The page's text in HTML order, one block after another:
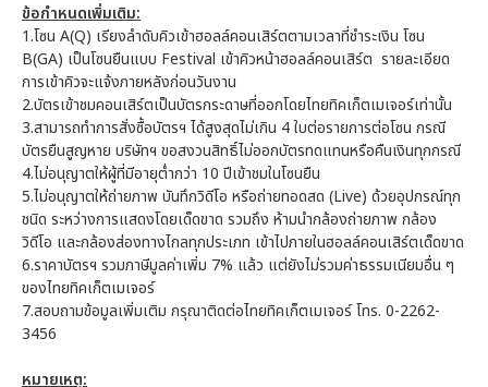
ข้อกำหนดเพิ่มเติม:
1.โซน A(Q) เรียงลำดับคิวเข้าฮอลล์คอนเสิร์ตตามเวลาที่ชำระเงิน โซน
B(GA) เป็นโซนยืนแบบ Festival เข้าคิวหน้าฮอลล์คอนเสิร์ต รายละเอียด
การเข้าคิวจะแจ้งภายหลังก่อนวันงาน
2.บัตรเข้าชมคอนเสิร์ตเป็นบัตรกระดาษที่ออกโดยไทยทิคเก็ตเมเจอร์เท่านั้น
3.สามารถทำการสั่งซื้อบัตรฯ ได้สูงสุดไม่เกิน 4 ใบต่อรายการต่อโซน กรณี
บัตรยืนสูญหาย บริษัทฯ ขอสงวนสิทธิ์ไม่ออกบัตรทดแทนหรือคืนเงินทุกกรณี
4.ไม่อนุญาตให้ผู้ที่มีอายุต่ำกว่า 10 ปีเข้าชมในโซนยืน
5.ไม่อนุญาตให้ถ่ายภาพ บันทึกวิดีโอ หรือถ่ายทอดสด (Live) ด้วยอุปกรณ์ทุก
ชนิด ระหว่างการแสดงโดยเด็ดขาด รวมถึง ห้ามนำกล้องถ่ายภาพ กล้อง
วิดีโอ และกล้องส่องทางไกลทุกประเภท เข้าไปภายในฮอลล์คอนเสิร์ตเด็ดขาด
6.ราคาบัตรฯ รวมภาษีมูลค่าเพิ่ม 7% แล้ว แต่ยังไม่รวมค่าธรรมเนียมอื่น ๆ
ของไทยทิคเก็ตเมเจอร์
7.สอบถามข้อมูลเพิ่มเติม กรุณาติดต่อไทยทิคเก็ตเมเจอร์ โทร. 0-2262-
3456
หมายเหตุ: